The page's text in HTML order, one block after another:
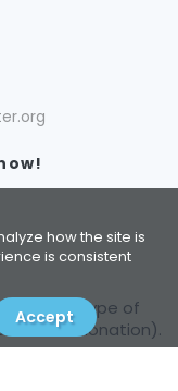
how the site is
is consistent
Accept
and the type of
time donation).